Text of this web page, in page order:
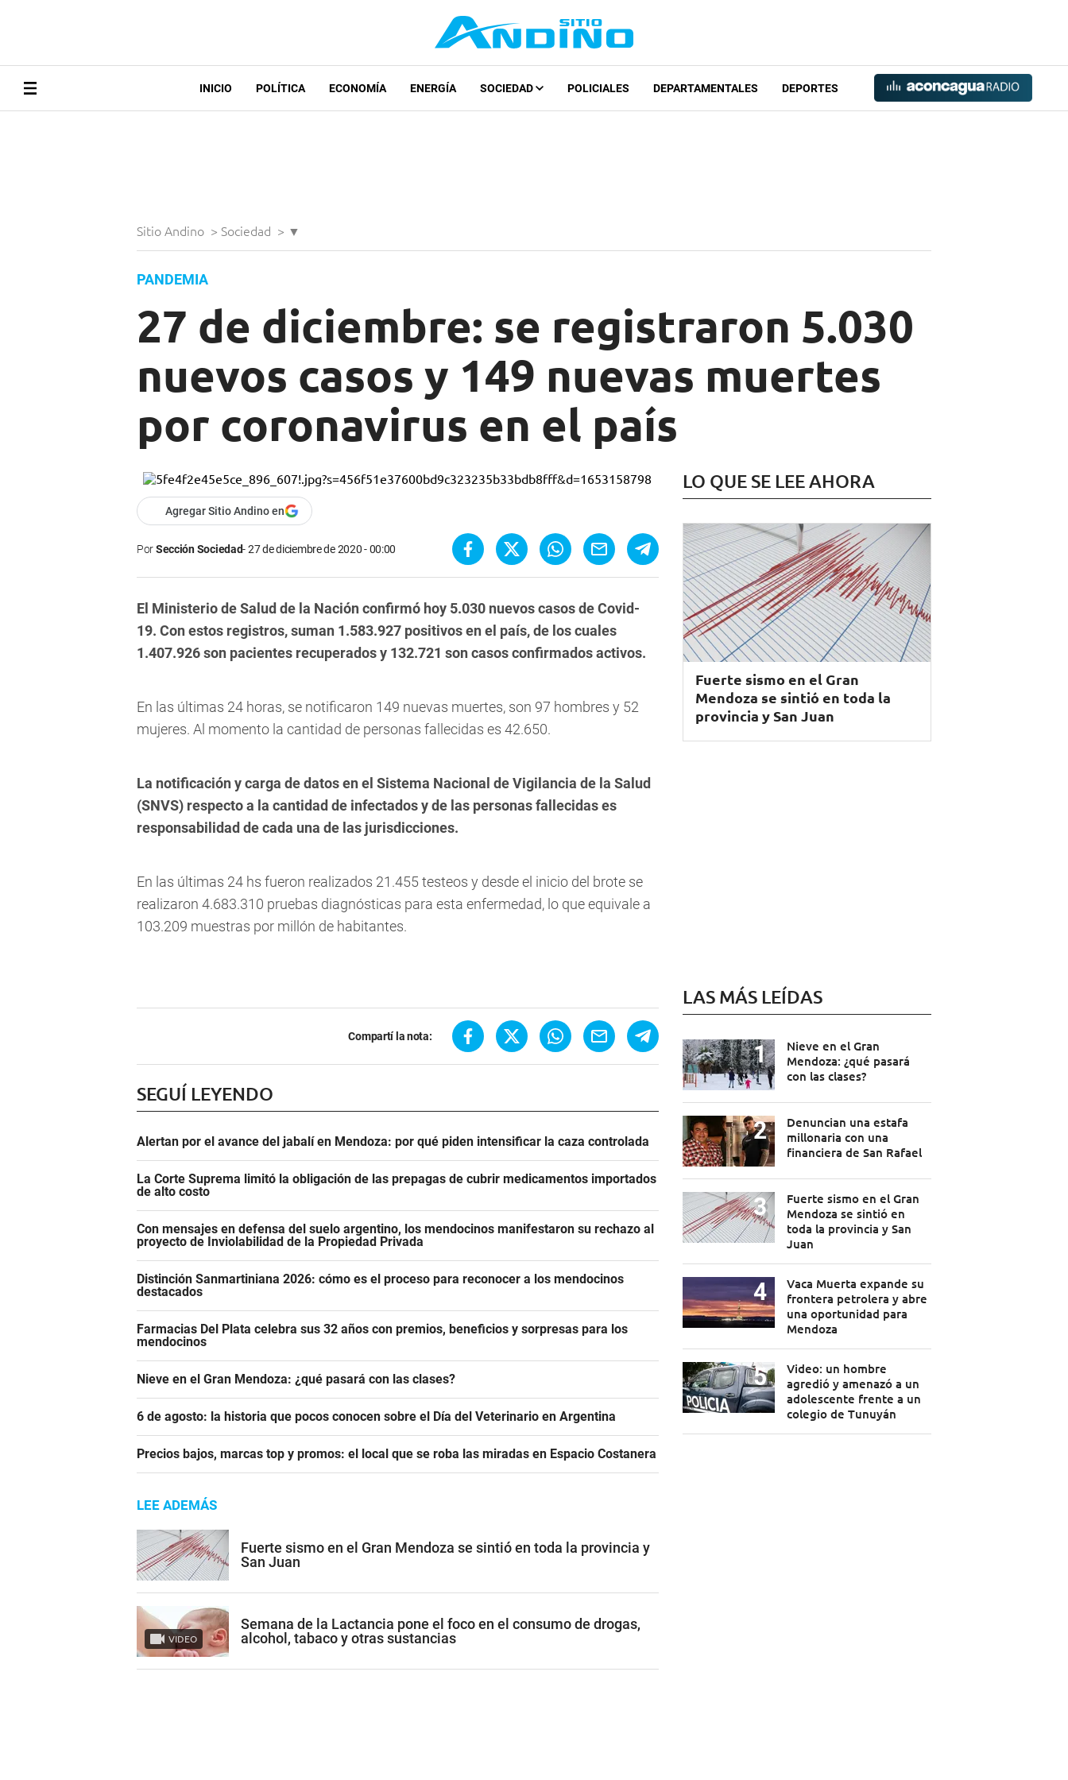
INICIO POLÍTICA ECONOMÍA ENERGÍA SOCIEDAD POLICIALES DEPARTAMENTALES DEPORTES
Sitio Andino > Sociedad > ▼
PANDEMIA
27 de diciembre: se registraron 5.030
nuevos casos y 149 nuevas muertes
por coronavirus en el país
Agregar Sitio Andino en
PorSección Sociedad 27 de diciembre de 2020 - 00:00
El Ministerio de Salud de la Nación confirmó hoy 5.030 nuevos casos de Covid-
19. Con estos registros, suman 1.583.927 positivos en el país, de los cuales
1.407.926 son pacientes recuperados y 132.721 son casos confirmados activos.
En las últimas 24 horas, se notificaron 149 nuevas muertes, son 97 hombres y 52
mujeres. Al momento la cantidad de personas fallecidas es 42.650.
La notificación y carga de datos en el Sistema Nacional de Vigilancia de la Salud
(SNVS) respecto a la cantidad de infectados y de las personas fallecidas es
responsabilidad de cada una de las jurisdicciones.
En las últimas 24 hs fueron realizados 21.455 testeos y desde el inicio del brote se
realizaron 4.683.310 pruebas diagnósticas para esta enfermedad, lo que equivale a
103.209 muestras por millón de habitantes.
Compartí la nota:
SEGUÍ LEYENDO
Alertan por el avance del jabalí en Mendoza: por qué piden intensificar la caza controlada
La Corte Suprema limitó la obligación de las prepagas de cubrir medicamentos importados
de alto costo
Con mensajes en defensa del suelo argentino, los mendocinos manifestaron su rechazo al
proyecto de Inviolabilidad de la Propiedad Privada
Distinción Sanmartiniana 2026: cómo es el proceso para reconocer a los mendocinos
destacados
Farmacias Del Plata celebra sus 32 años con premios, beneficios y sorpresas para los
mendocinos
Nieve en el Gran Mendoza: ¿qué pasará con las clases?
6 de agosto: la historia que pocos conocen sobre el Día del Veterinario en Argentina
Precios bajos, marcas top y promos: el local que se roba las miradas en Espacio Costanera
LEE ADEMÁS
Fuerte sismo en el Gran Mendoza se sintió en toda la provincia y
San Juan
VIDEO
Semana de la Lactancia pone el foco en el consumo de drogas,
alcohol, tabaco y otras sustancias
LO QUE SE LEE AHORA
Fuerte sismo en el Gran
Mendoza se sintió en toda la
provincia y San Juan
LAS MÁS LEÍDAS
Nieve en el Gran
Mendoza: ¿qué pasará
con las clases?
Denuncian una estafa
millonaria con una
financiera de San Rafael
Fuerte sismo en el Gran
Mendoza se sintió en
toda la provincia y San
Juan
Vaca Muerta expande su
frontera petrolera y abre
una oportunidad para
Mendoza
Video: un hombre
agredió y amenazó a un
adolescente frente a un
colegio de Tunuyán